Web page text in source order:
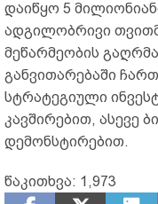
დაიწყო 5
ადგილობრივი
მეწარმეობის
განვითარებაში
სტრატეგიული
კავშირებით, ასევე
დემონსტირებით.
წაკითხვა: 1,973